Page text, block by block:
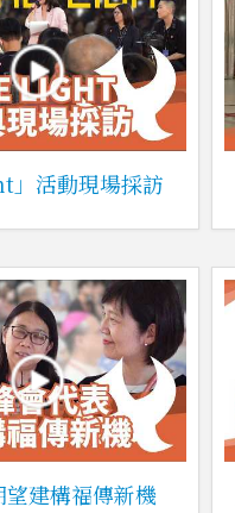
活動現場採訪
建構福傳新機